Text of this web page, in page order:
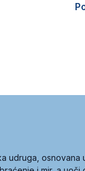
udruga, osnovana